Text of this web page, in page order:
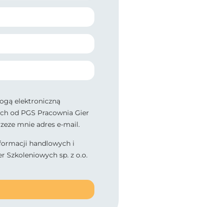
elektroniczną
od PGS Pracownia Gier
mnie adres e-mail.
handlowych i
Szkoleniowych sp. z o.o.